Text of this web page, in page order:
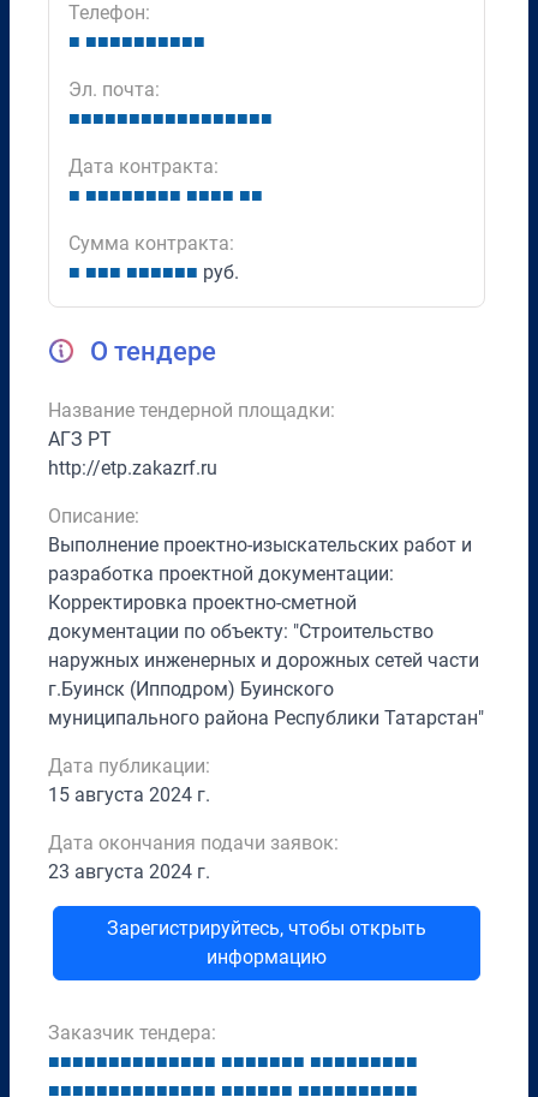
Телефон:
■ ■■■■■■■■■■
Эл. почта:
■■■■■■■■■■■■■■■■■
Дата контракта:
■ ■■■■■■■■ ■■■■ ■■
Сумма контракта:
■ ■■■ ■■■■■■ руб.
О тендере
Название тендерной площадки:
АГЗ РТ
http://etp.zakazrf.ru
Описание:
Выполнение проектно-изыскательских работ и
разработка проектной документации:
Корректировка проектно-сметной
документации по объекту: "Строительство
наружных инженерных и дорожных сетей части
г.Буинск (Ипподром) Буинского
муниципального района Республики Татарстан"
Дата публикации:
15 августа 2024 г.
Дата окончания подачи заявок:
23 августа 2024 г.
Зарегистрируйтесь, чтобы открыть
информацию
Заказчик тендера:
■■■■■■■■■■■■■■ ■■■■■■■ ■■■■■■■■■
■■■■■■■■■■■■■■ ■■■■■■ ■■■■■■■■■■